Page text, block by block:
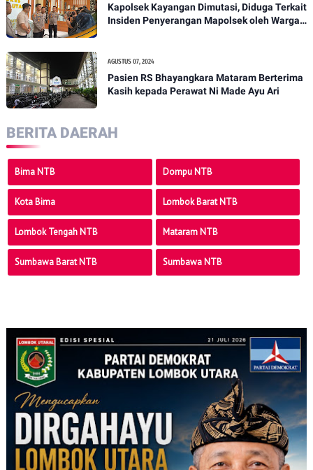
Kapolsek Kayangan Dimutasi, Diduga Terkait
Insiden Penyerangan Mapolsek oleh Warga -
AGUSTUS 07, 2024
Pasien RS Bhayangkara Mataram Berterima
Kasih kepada Perawat Ni Made Ayu Ari
BERITA DAERAH
Bima NTB Dompu NTB
Kota Bima Lombok Barat NTB
Lombok Tengah NTB Mataram NTB
Sumbawa Barat NTB Sumbawa NTB